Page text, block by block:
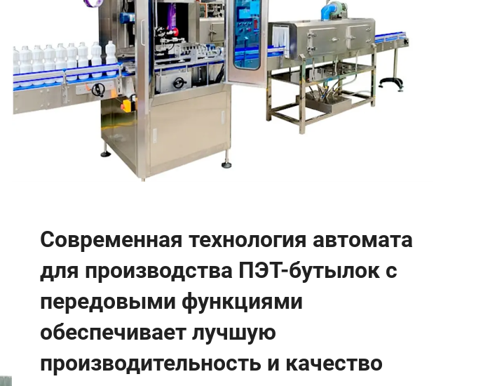
Современная технология автомата
для производства ПЭТ-бутылок с
передовыми функциями
обеспечивает лучшую
производительность и качество